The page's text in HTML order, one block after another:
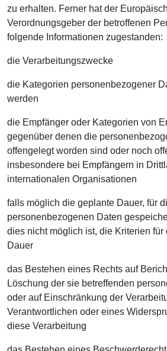
zu erhalten. Ferner hat der
Verordnungsgeber der betroffenen
folgende Informationen zugestanden:
die Verarbeitungszwecke
die Kategorien personenbezogener
werden
die Empfänger oder Kategorien von
gegenüber denen die
offengelegt worden sind oder noch
insbesondere bei Empfängern in
internationalen Organisationen
falls möglich die geplante Dauer, für
personenbezogenen Daten
dies nicht möglich ist, die Kriterien
Dauer
das Bestehen eines Rechts auf
Löschung der sie betreffenden
oder auf Einschränkung der
Verantwortlichen oder eines
diese Verarbeitung